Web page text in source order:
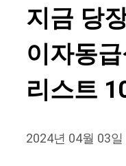
지금 당
이자동
리스트
2024년 04월 03일